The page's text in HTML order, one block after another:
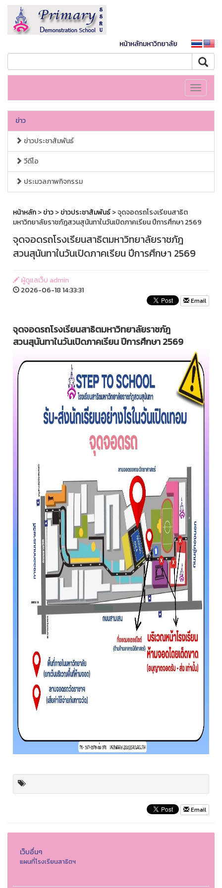
หน้าหลักมหาวิทยาลัย
Toggle
ข่าว
ข่าวประชาสัมพันธ์
วีดีโอ
ประมวลภาพกิจกรรม
หน้าหลัก>ข่าว>ข่าวประชาสัมพันธ์> จุดจอดรถโรงเรียนสาธิต
มหาวิทยาลัยราชภัฎสวนสุนันทาในวันเปิดภาคเรียน ปีการศึกษา 2569
จุดจอดรถโรงเรียนสาธิตมหาวิทยาลัยราชภัฎ
สวนสุนันทาในวันเปิดภาคเรียน ปีการศึกษา 2569
ผู้ดูแลเว็บ admin
2026-06-18 14:33:31
Email
จุดจอดรถโรงเรียนสาธิตมหาวิทยาลัยราชภัฎ
สวนสุนันทาในวันเปิดภาคเรียน ปีการศึกษา 2569
Email
เว็บอื่นๆ
แผนที่โรงเรียนสาธิตฯ